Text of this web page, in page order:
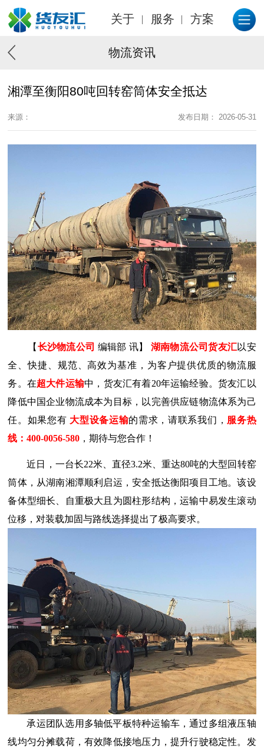
关于 服务 方案
物流资讯
湘潭至衡阳80吨回转窑筒体安全抵达
来源： 发布日期： 2026-05-31
【 长沙物流公司 编辑部 讯】 湖南物流公司货友汇以安
全、快捷、规范、高效为基准，为客户提供优质的物流服
务。在超大件运输中，货友汇有着20年运输经验。货友汇以
降低中国企业物流成本为目标，以完善供应链物流体系为己
任。如果您有 大型设备运输的需求，请联系我们， 服务热
线：400-0056-580 ，期待与您合作！
近日，一台长22米、直径3.2米、重达80吨的大型回转窑
筒体，从湖南湘潭顺利启运，安全抵达衡阳项目工地。该设
备体型细长、自重极大且为圆柱形结构，运输中易发生滚动
位移，对装载加固与路线选择提出了极高要求。
承运团队选用多轴低平板特种运输车，通过多组液压轴
线均匀分摊载荷，有效降低接地压力，提升行驶稳定性。发